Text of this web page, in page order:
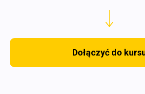
Dołączyć do